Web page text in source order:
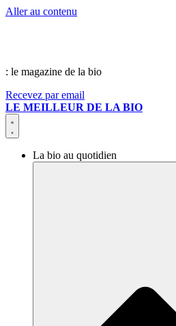
Aller au contenu
: le magazine de la bio
Recevez par email
LE MEILLEUR DE LA BIO
La bio au quotidien